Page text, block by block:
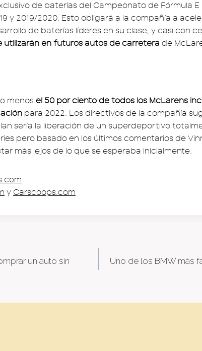
de baterías del Campeonato de Fórmula E
y 2019/2020. Esto obligará a la compañía a
de baterías líderes en su clase, y casi con
utilizarán en futuros autos de carretera de
menos el 50 por ciento de todos los McLarens
para 2022. Los directivos de la compañía
sería la liberación de un superdeportivo
pero basado en los últimos comentarios de
más lejos de lo que se esperaba inicialmente.
y Carscoops.com
un auto sin
Uno de los BMW más